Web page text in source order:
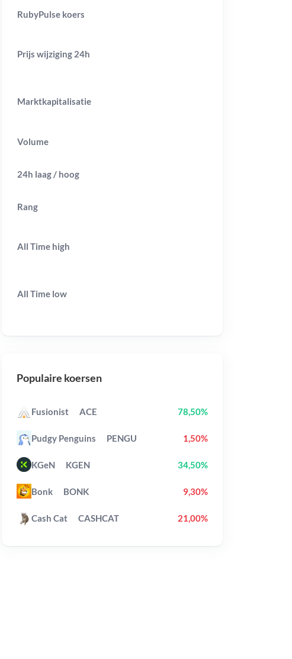
RubyPulse koers
Prijs wijziging 24h
Marktkapitalisatie
Volume
24h laag / hoog
Rang
All Time high
All Time low
Populaire koersen
Fusionist ACE 78,50%
Pudgy Penguins PENGU 1,50%
KGeN KGEN 34,50%
Bonk BONK 9,30%
Cash Cat CASHCAT 21,00%